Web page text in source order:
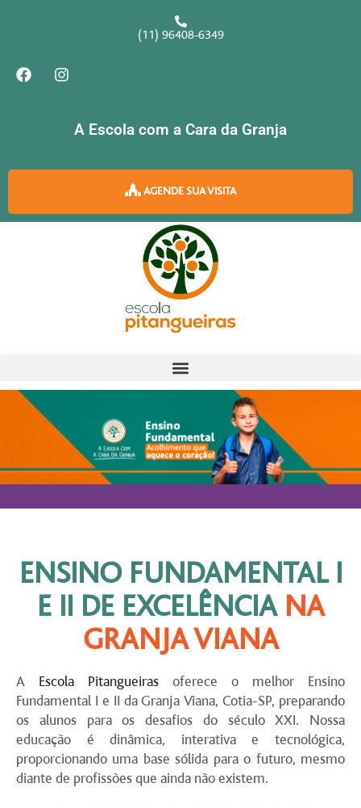
conteúdo
(11) 96408-6349
F
a
k
I
n
a
A Escola com a Cara da Granja
AGENDE SUA VISITA
ENSINO FUNDAMENTAL I
E II DE EXCELÊNCIA NA
GRANJA VIANA
A Escola Pitangueiras oferece o melhor Ensino
Fundamental I e II da Granja Viana, Cotia-SP, preparando
os alunos para os desafios do século XXI. Nossa
educação é dinâmica, interativa e tecnológica,
proporcionando uma base sólida para o futuro, mesmo
diante de profissões que ainda não existem.